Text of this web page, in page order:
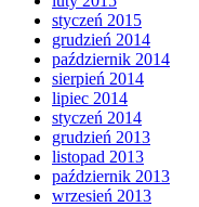
styczeń 2015
grudzień 2014
październik 2014
sierpień 2014
lipiec 2014
styczeń 2014
grudzień 2013
listopad 2013
październik 2013
wrzesień 2013